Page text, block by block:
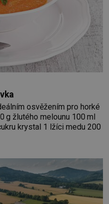
osvěžením pro horké
krystal 1 lžíci medu 200